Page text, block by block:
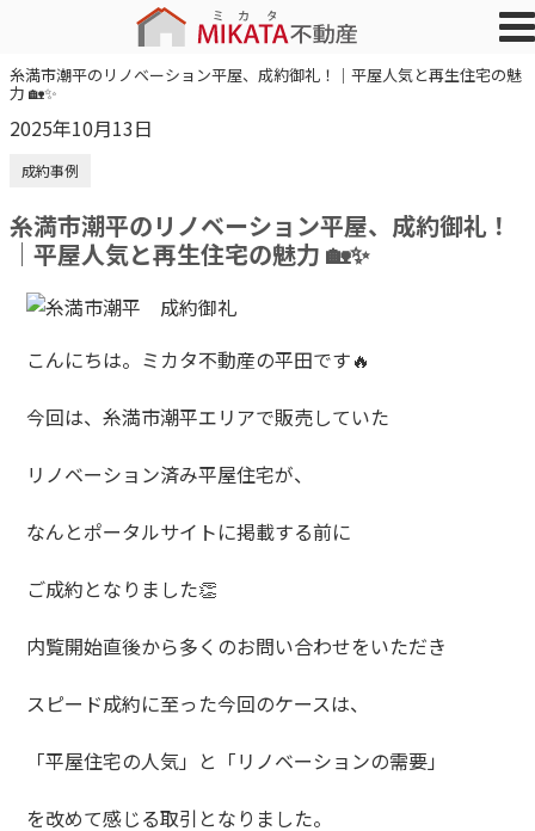
糸満市潮平のリノベーション平屋、成約御礼！｜平屋人気と再生住宅の魅
力 🏡✨
2025年10月13日
成約事例
糸満市潮平のリノベーション平屋、成約御礼！
｜平屋人気と再生住宅の魅力 🏡✨
こんにちは。ミカタ不動産の平田です🔥
今回は、糸満市潮平エリアで販売していた
リノベーション済み平屋住宅が、
なんとポータルサイトに掲載する前に
ご成約となりました👏
内覧開始直後から多くのお問い合わせをいただき
スピード成約に至った今回のケースは、
「平屋住宅の人気」と「リノベーションの需要」
を改めて感じる取引となりました。